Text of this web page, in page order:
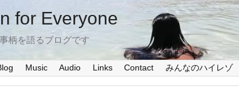
for Everyone
柄を語るブログです
Music Audio Links Contact みんなのハイレゾ